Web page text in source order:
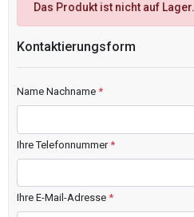
Das Produkt ist nicht auf Lager.
Kontaktierungsform
Name Nachname *
Ihre Telefonnummer*
Ihre E-Mail-Adresse *